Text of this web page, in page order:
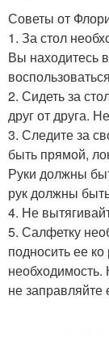
Советы от
1. За стол
Вы находитесь
2. Сидеть за
друг от друга.
3. Следите за
быть прямой,
Руки должны
рук должны
4. Не
5. Салфетку
подносить ее ко
не заправляйте